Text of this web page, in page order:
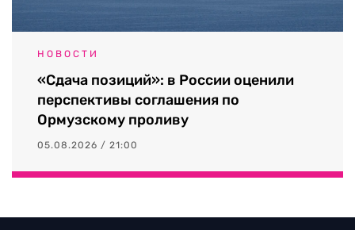
НОВОСТИ
«Сдача позиций»: в России оценили
перспективы соглашения по
Ормузскому проливу
05.08.2026 / 21:00